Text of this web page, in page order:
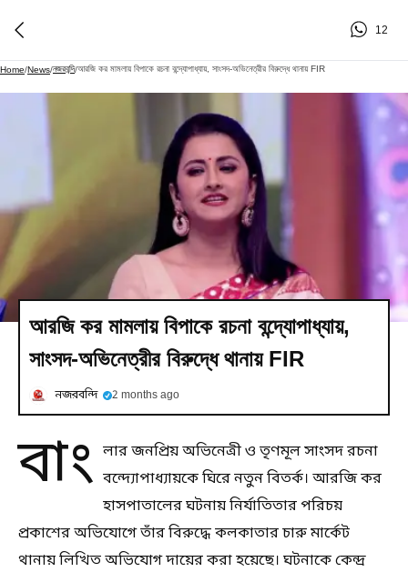
12
Home/News/নজরবন্দি/আরজি কর মামলায় বিপাকে রচনা বন্দ্যোপাধ্যায়, সাংসদ-অভিনেত্রীর বিরুদ্ধে থানায় FIR
আরজি কর মামলায় বিপাকে রচনা বন্দ্যোপাধ্যায়,
সাংসদ-অভিনেত্রীর বিরুদ্ধে থানায় FIR
নজরবন্দি 2 months ago
বাং লার জনপ্রিয় অভিনেত্রী ও তৃণমূল সাংসদ রচনা
বন্দ্যোপাধ্যায়কে ঘিরে নতুন বিতর্ক। আরজি কর
হাসপাতালের ঘটনায় নির্যাতিতার পরিচয়
প্রকাশের অভিযোগে তাঁর বিরুদ্ধে কলকাতার চারু মার্কেট
থানায় লিখিত অভিযোগ দায়ের করা হয়েছে। ঘটনাকে কেন্দ্র